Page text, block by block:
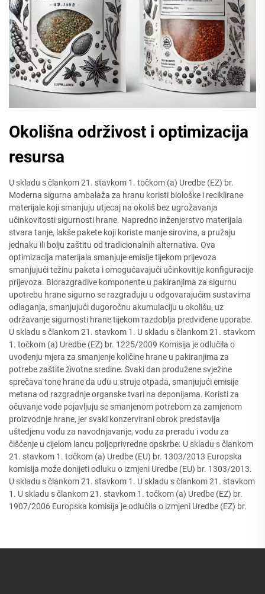
Okolišna održivost i optimizacija
resursa
U skladu s člankom 21. stavkom 1. točkom (a) Uredbe (EZ) br.
Moderna sigurna ambalaža za hranu koristi biološke i reciklirane
materijale koji smanjuju utjecaj na okoliš bez ugrožavanja
učinkovitosti sigurnosti hrane. Napredno inženjerstvo materijala
stvara tanje, lakše pakete koji koriste manje sirovina, a pružaju
jednaku ili bolju zaštitu od tradicionalnih alternativa. Ova
optimizacija materijala smanjuje emisije tijekom prijevoza
smanjujući težinu paketa i omogućavajući učinkovitije konfiguracije
prijevoza. Biorazgradive komponente u pakiranjima za sigurnu
upotrebu hrane sigurno se razgrađuju u odgovarajućim sustavima
odlaganja, smanjujući dugoročnu akumulaciju u okolišu, uz
održavanje sigurnosti hrane tijekom razdoblja predviđene uporabe.
U skladu s člankom 21. stavkom 1. U skladu s člankom 21. stavkom
1. točkom (a) Uredbe (EZ) br. 1225/2009 Komisija je odlučila o
uvođenju mjera za smanjenje količine hrane u pakiranjima za
potrebe zaštite životne sredine. Svaki dan produžene svježine
sprečava tone hrane da uđu u struje otpada, smanjujući emisije
metana od razgradnje organske tvari na deponijama. Koristi za
očuvanje vode pojavljuju se smanjenom potrebom za zamjenom
proizvodnje hrane, jer svaki konzervirani obrok predstavlja
uštedjenu vodu za navodnjavanje, vodu za preradu i vodu za
čišćenje u cijelom lancu poljoprivredne opskrbe. U skladu s člankom
21. stavkom 1. točkom (a) Uredbe (EU) br. 1303/2013 Europska
komisija može donijeti odluku o izmjeni Uredbe (EU) br. 1303/2013.
U skladu s člankom 21. stavkom 1. U skladu s člankom 21. stavkom
1. U skladu s člankom 21. stavkom 1. točkom (a) Uredbe (EZ) br.
1907/2006 Europska komisija je odlučila o izmjeni Uredbe (EZ) br.